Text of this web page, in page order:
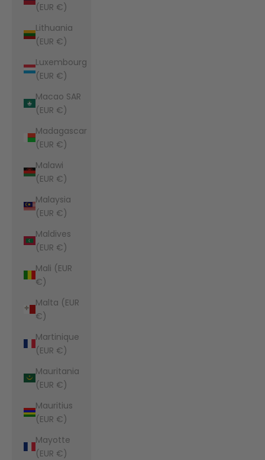
(EUR €)
Lithuania
(EUR €)
Luxembourg
(EUR €)
Macao SAR
(EUR €)
Madagascar
(EUR €)
Malawi
(EUR €)
Malaysia
(EUR €)
Maldives
(EUR €)
Mali (EUR
€)
Malta (EUR
€)
Martinique
(EUR €)
Mauritania
(EUR €)
Mauritius
(EUR €)
Mayotte
(EUR €)